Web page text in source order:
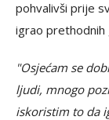
pohvalivši prije
igrao prethodnih
"Osjećam se
ljudi, mnogo
iskoristim to da